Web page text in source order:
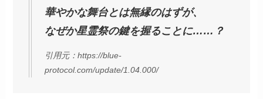
華やかな舞台とは無縁のはずが、
なぜか星霊祭の鍵を握ることに……？
引用元：https://blue-
protocol.com/update/1.04.000/